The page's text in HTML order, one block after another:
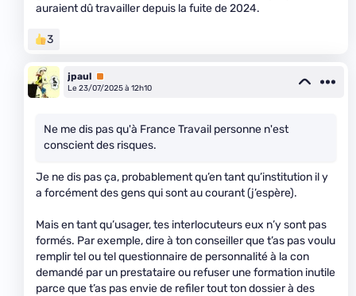
auraient dû travailler depuis la fuite de 2024.
3
jpaul Premium
Le 23/07/2025 à 12h10
Ne me dis pas qu'à France Travail personne n'est
conscient des risques.
Je ne dis pas ça, probablement qu’en tant qu’institution il y
a forcément des gens qui sont au courant (j’espère).
Mais en tant qu’usager, tes interlocuteurs eux n’y sont pas
formés. Par exemple, dire à ton conseiller que t’as pas voulu
remplir tel ou tel questionnaire de personnalité à la con
demandé par un prestataire ou refuser une formation inutile
parce que t’as pas envie de refiler tout ton dossier à des